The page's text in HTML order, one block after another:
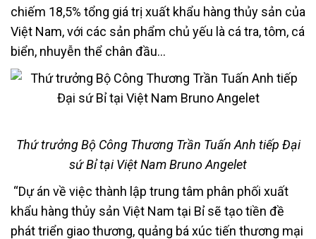
chiếm 18,5% tổng giá trị xuất khẩu hàng thủy sản của
Việt Nam, với các sản phẩm chủ yếu là cá tra, tôm, cá
biển, nhuyễn thể chân đầu…
Thứ trưởng Bộ Công Thương Trần Tuấn Anh tiếp Đại
sứ Bỉ tại Việt Nam Bruno Angelet
“Dự án về việc thành lập trung tâm phân phối xuất
khẩu hàng thủy sản Việt Nam tại Bỉ sẽ tạo tiền đề
phát triển giao thương, quảng bá xúc tiến thương mại